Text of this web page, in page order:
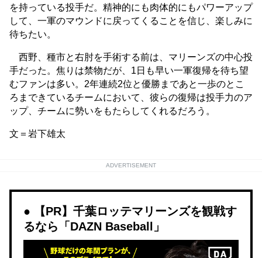
を持っている投手だ。精神的にも肉体的にもパワーアップ
して、一軍のマウンドに戻ってくることを信じ、楽しみに
待ちたい。
西野、種市と右肘を手術する前は、マリーンズの中心投
手だった。焦りは禁物だが、1日も早い一軍復帰を待ち望
むファンは多い。2年連続2位と優勝まであと一歩のとこ
ろまできているチームにおいて、彼らの復帰は投手力のア
ップ、チームに勢いをもたらしてくれるだろう。
文＝岩下雄太
ADVERTISEMENT
【PR】千葉ロッテマリーンズを観戦す
るなら「DAZN Baseball」